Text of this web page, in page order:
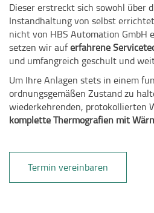
Dieser erstreckt sich sowohl über
Instandhaltung von selbst
nicht von HBS Automation GmbH
setzen wir auferfahrene
und umfangreich geschult und
Um Ihre Anlagen stets in einem
ordnungsgemäßen Zustand zu
wiederkehrenden, protokollierten
komplette Thermografien mit
Termin vereinbaren